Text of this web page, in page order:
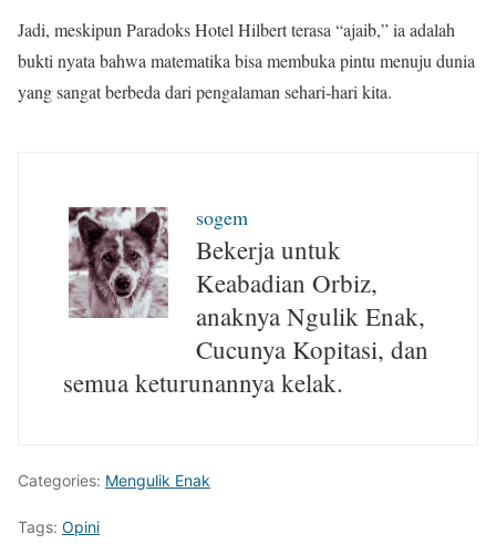
Jadi, meskipun Paradoks Hotel Hilbert terasa “ajaib,” ia adalah
bukti nyata bahwa matematika bisa membuka pintu menuju dunia
yang sangat berbeda dari pengalaman sehari-hari kita.
sogem
Bekerja untuk
Keabadian Orbiz,
anaknya Ngulik Enak,
Cucunya Kopitasi, dan
semua keturunannya kelak.
Categories: Mengulik Enak
Tags: Opini